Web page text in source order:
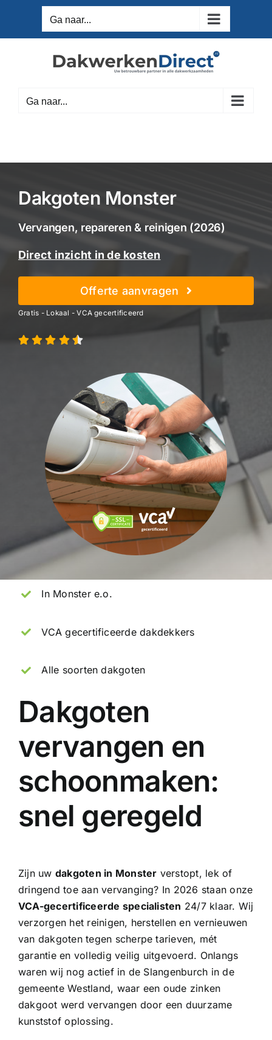
inhoud
Ga naar...
Ga naar...
Dakgoten Monster
Vervangen, repareren & reinigen (2026)
Direct inzicht in de kosten
Offerte aanvragen
Gratis - Lokaal - VCA gecertificeerd
In Monster e.o.
VCA gecertificeerde dakdekkers
Alle soorten dakgoten
Dakgoten
vervangen en
schoonmaken:
snel geregeld
Zijn uw dakgoten in Monster verstopt, lek of
dringend toe aan vervanging? In 2026 staan onze
VCA-gecertificeerde specialisten 24/7 klaar. Wij
verzorgen het reinigen, herstellen en vernieuwen
van dakgoten tegen scherpe tarieven, mét
garantie en volledig veilig uitgevoerd. Onlangs
waren wij nog actief in de Slangenburch in de
gemeente Westland, waar een oude zinken
dakgoot werd vervangen door een duurzame
kunststof oplossing.